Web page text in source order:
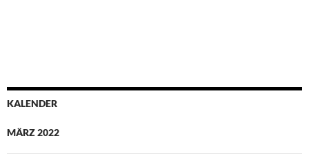
KALENDER
MÄRZ 2022